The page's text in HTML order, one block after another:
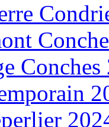
Conches